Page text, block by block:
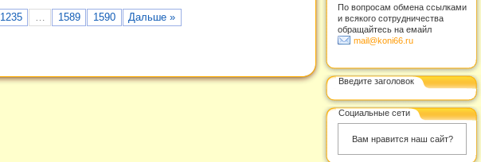
1235 … 1589 1590
Дальше »
По вопросам обмена ссылками
и всякого сотрудничества
обращайтесь на емайл
mail@koni66.ru
Введите заголовок
Социальные сети
Вам нравится наш сайт?